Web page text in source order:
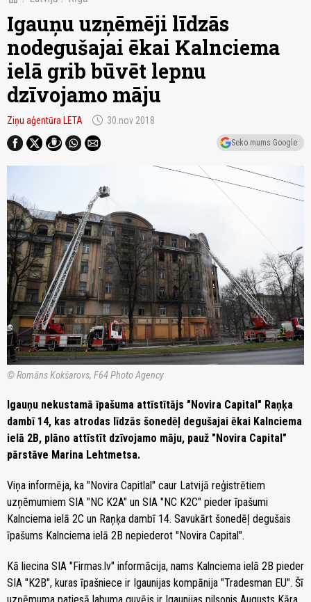
Igauņu uzņēmēji līdzās
nodegušajai ēkai Kalnciema
ielā grib būvēt lepnu
dzīvojamo māju
Ziņu aģentūra LETA schedule 30.nov 2018
Seko mums Google
© Romāns Kokšarovs, F64 Photo Agency
Igauņu nekustamā īpašuma attīstītājs "Novira Capital" Raņķa
dambī 14, kas atrodas līdzās šonedēļ degušajai ēkai Kalnciema
ielā 2B, plāno attīstīt dzīvojamo māju, pauž "Novira Capital"
pārstāve Marina Lehtmetsa.
Viņa informēja, ka "Novira Capitlal" caur Latvijā reģistrētiem
uzņēmumiem SIA "NC K2A" un SIA "NC K2C" pieder īpašumi
Kalnciema ielā 2C un Raņķa dambī 14. Savukārt šonedēļ degušais
īpašums Kalnciema ielā 2B nepiederot "Novira Capital".
Kā liecina SIA "Firmas.lv" informācija, nams Kalnciema ielā 2B pieder
SIA "K2B", kuras īpašniece ir Igaunijas kompānija "Tradesman EU". Šī
uzņēmuma patiesā labuma guvējs ir Igaunijas pilsonis Augusts Kāra,